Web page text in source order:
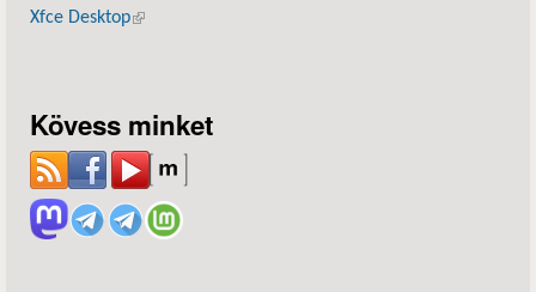
Xfce Desktop(külső hivatkozás)
Kövess minket